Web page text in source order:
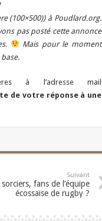
(100×500)) à Poudlard.org.
pas posté cette annonce
Mais pour le moment
à l’adresse mail
de votre réponse à une
Suivant
sorciers, fans de l’équipe
écossaise de rugby ?